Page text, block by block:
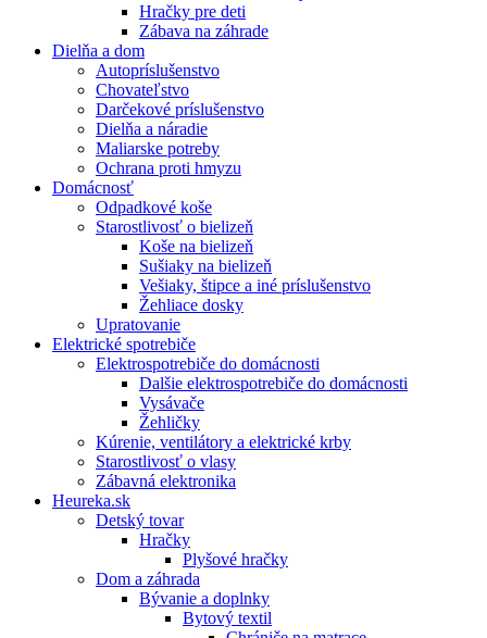
Hračky pre deti
Zábava na záhrade
Dielňa a dom
Autopríslušenstvo
Chovateľstvo
Darčekové príslušenstvo
Dielňa a náradie
Maliarske potreby
Ochrana proti hmyzu
Domácnosť
Odpadkové koše
Starostlivosť o bielizeň
Koše na bielizeň
Sušiaky na bielizeň
Vešiaky, štipce a iné príslušenstvo
Žehliace dosky
Upratovanie
Elektrické spotrebiče
Elektrospotrebiče do domácnosti
Dalšie elektrospotrebiče do domácnosti
Vysávače
Žehličky
Kúrenie, ventilátory a elektrické krby
Starostlivosť o vlasy
Zábavná elektronika
Heureka.sk
Detský tovar
Hračky
Plyšové hračky
Dom a záhrada
Bývanie a doplnky
Bytový textil